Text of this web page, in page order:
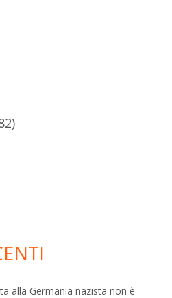
alla Germania nazista non è